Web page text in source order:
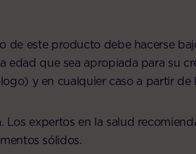
de este producto debe hacerse
que sea apropiada para su
y en cualquier caso a partir de
expertos en la salud
sólidos.